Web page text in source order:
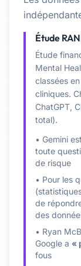
Étude
Étude
Mental
classées
cliniques.
ChatGPT,
total).
• Gemini
toute
de risque
• Pour les
de
des
• Ryan
Google a «
fous